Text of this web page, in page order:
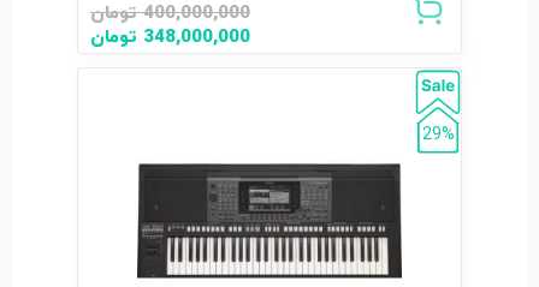
400,000,000 تومان
348,000,000 تومان
29%